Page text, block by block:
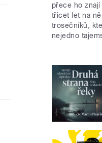
přece ho
třicet let na
trosečníků,
nejedno